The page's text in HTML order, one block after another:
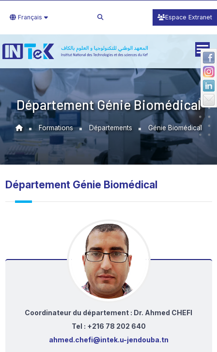
Français Espace Extranet
Département Génie Biomédical
Formations Départements Génie Biomédical
Département Génie Biomédical
Coordinateur du département : Dr. Ahmed CHEFI
Tel : +216 78 202 640
ahmed.chefi@intek.u-jendouba.tn